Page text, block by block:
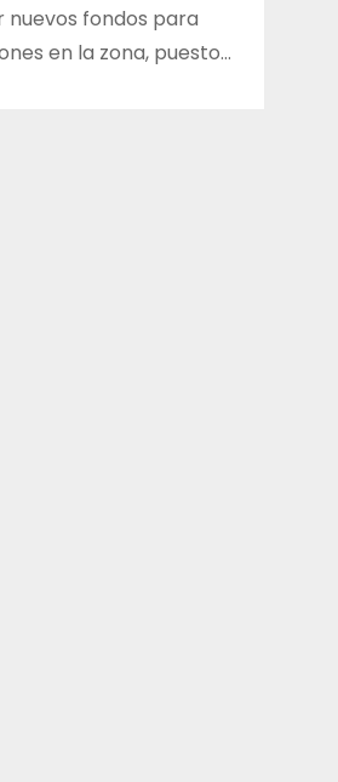
nuevos fondos para
en la zona, puesto…